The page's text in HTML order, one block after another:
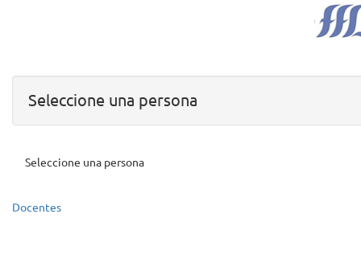
Seleccione una persona
Seleccione una persona
Docentes